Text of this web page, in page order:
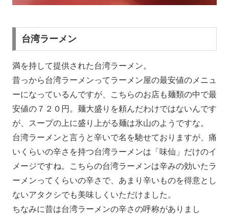
台湾ラーメン
満を持して提供された台湾ラーメン。
昔っから台湾ラーメンってラーメン屋の最安値のメニュ
ーになっているんですが、こちらのお店も麺類の中で最
安値の７２０円。麺大盛りを頼んだわけではないんです
が、スープの上に盛り上がる麺は氷山のようですな。
台湾ラーメンと言うと辛いで名を馳せておりますが、痛
いくらいの辛さを持つ台湾ラーメンは「味仙」だけのイ
メージですね。こちらの台湾ラーメンは辛みの効いたラ
ーメンってくらいの辛さで、あまり辛いものを得意とし
ないアタクシでも美味しくいただけました。
ちなみに昔は台湾ラーメンの辛さの呼称がありまし